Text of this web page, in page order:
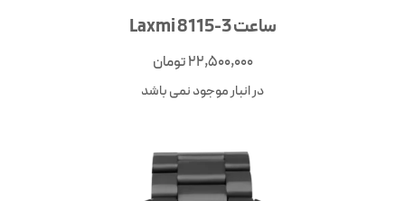
ساعت Laxmi 8115-3
22,500,000تومان
در انبار موجود نمی باشد